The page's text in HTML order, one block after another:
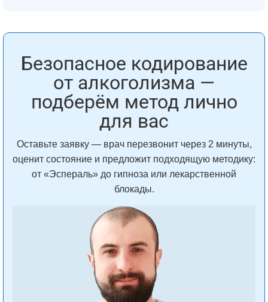
Безопасное кодирование
от алкоголизма —
подберём метод лично
для вас
Оставьте заявку — врач перезвонит через 2 минуты,
оценит состояние и предложит подходящую методику:
от «Эспераль» до гипноза или лекарственной
блокады.